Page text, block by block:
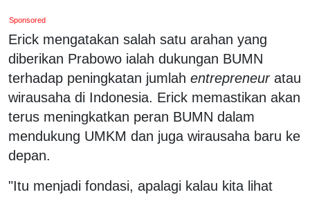
Sponsored
Erick mengatakan salah satu arahan yang
diberikan Prabowo ialah dukungan BUMN
terhadap peningkatan jumlah entrepreneuratau
wirausaha di Indonesia. Erick memastikan akan
terus meningkatkan peran BUMN dalam
mendukung UMKM dan juga wirausaha baru ke
depan.
"Itu menjadi fondasi, apalagi kalau kita lihat